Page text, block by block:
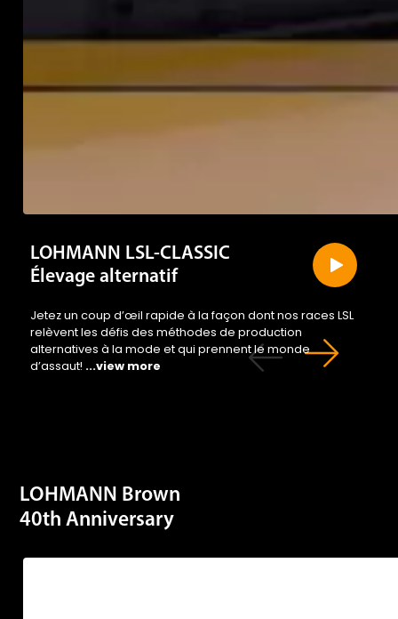
LOHMANN LSL-CLASSIC
Élevage alternatif
relèvent les défis des méthodes de production
alternatives à la mode et qui prennent le monde
d’assaut!...view more
LOHMANN Brown
40th Anniversary